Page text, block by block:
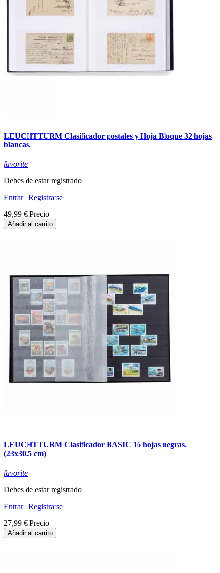
LEUCHTTURM Clasificador postales y Hoja Bloque 32 hojas
blancas.
favorite
Debes de estar registrado
Entrar| Registrarse
49,99 € Precio
Añadir al carrito
LEUCHTTURM Clasificador BASIC 16 hojas negras.
(23x30.5 cm)
favorite
Debes de estar registrado
Entrar| Registrarse
27,99 € Precio
Añadir al carrito